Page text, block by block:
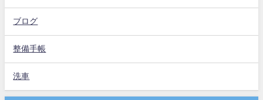
ブログ
整備手帳
洗車